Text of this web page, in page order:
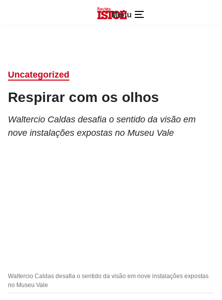
Menu
Uncategorized
Respirar com os olhos
Waltercio Caldas desafia o sentido da visão em
nove instalações expostas no Museu Vale
Waltercio Caldas desafia o sentido da visão em nove instalações expostas
no Museu Vale